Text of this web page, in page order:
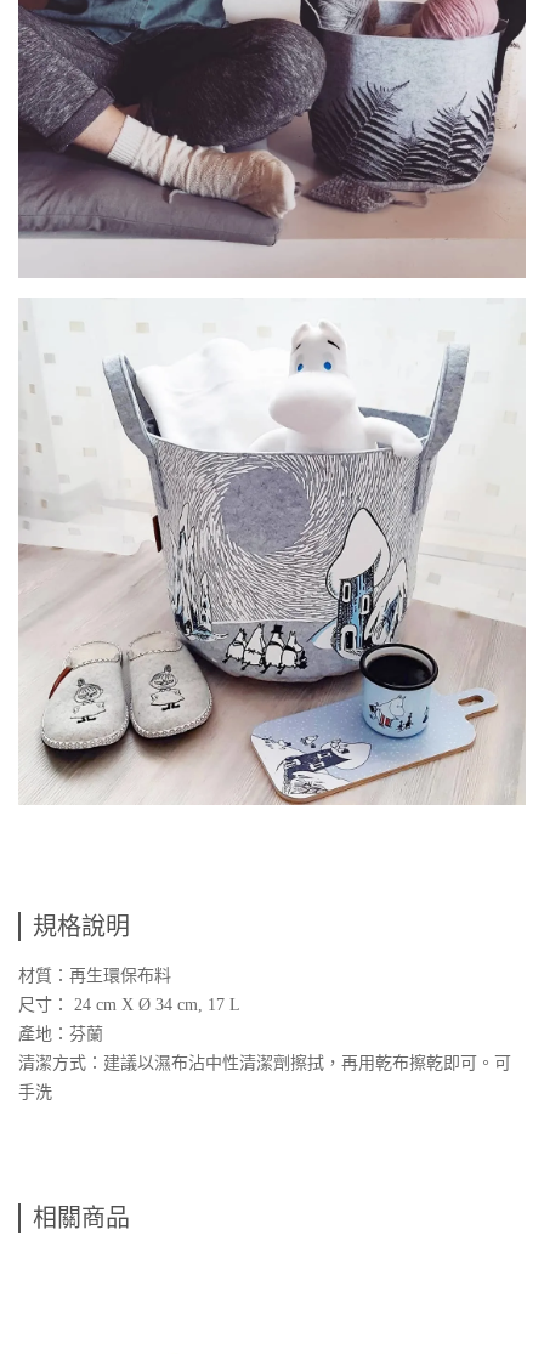
規格說明
材質：再生環保布料
尺寸： 24 cm X Ø 34 cm, 17 L
產地：芬蘭
清潔方式：建議以濕布沾中性清潔劑擦拭，再用乾布擦乾即可。可
手洗
相關商品